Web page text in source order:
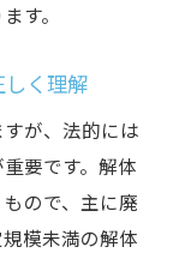
きの違いを
取得のポイ
す。
く理解
が、法的には
要です。解体
ので、主に廃
模未満の解体